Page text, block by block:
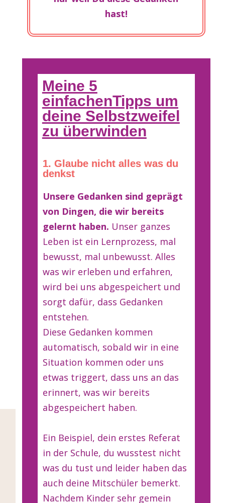
hast!
Meine 5
einfachenTipps um
deine Selbstzweifel
zu überwinden
1. Glaube nicht alles was du
denkst
Unsere Gedanken sind geprägt
von Dingen, die wir bereits
gelernt haben. Unser ganzes
Leben ist ein Lernprozess, mal
bewusst, mal unbewusst. Alles
was wir erleben und erfahren,
wird bei uns abgespeichert und
sorgt dafür, dass Gedanken
entstehen.
Diese Gedanken kommen
automatisch, sobald wir in eine
Situation kommen oder uns
etwas triggert, dass uns an das
erinnert, was wir bereits
abgespeichert haben.
Ein Beispiel, dein erstes Referat
in der Schule, du wusstest nicht
was du tust und leider haben das
auch deine Mitschüler bemerkt.
Nachdem Kinder sehr gemein